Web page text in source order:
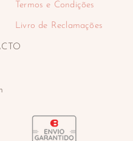
Termos e Condições
Livro de Reclamações